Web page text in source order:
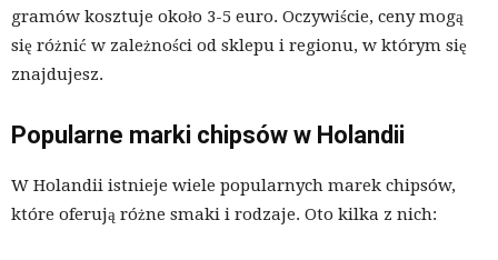
gramów kosztuje około 3-5 euro. Oczywiście, ceny mogą
się różnić w zależności od sklepu i regionu, w którym się
znajdujesz.
Popularne marki chipsów w Holandii
W Holandii istnieje wiele popularnych marek chipsów,
które oferują różne smaki i rodzaje. Oto kilka z nich: